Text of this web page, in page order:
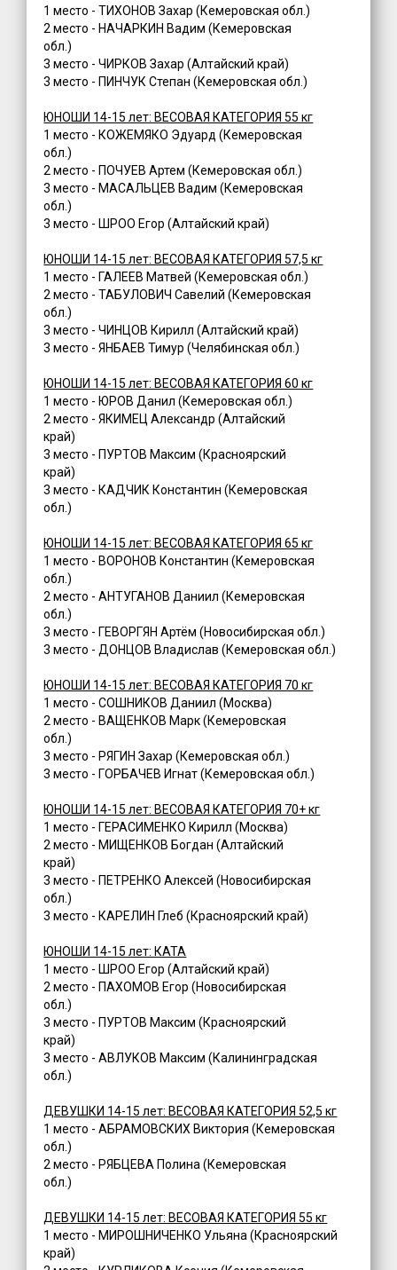
1 место - ТИХОНОВ Захар (Кемеровская обл.)
2 место - НАЧАРКИН Вадим (Кемеровская
обл.)
3 место - ЧИРКОВ Захар (Алтайский край)
3 место - ПИНЧУК Степан (Кемеровская обл.)
ЮНОШИ 14-15 лет: ВЕСОВАЯ КАТЕГОРИЯ 55 кг
1 место - КОЖЕМЯКО Эдуард (Кемеровская
обл.)
2 место - ПОЧУЕВ Артем (Кемеровская обл.)
3 место - МАСАЛЬЦЕВ Вадим (Кемеровская
обл.)
3 место - ШРОО Егор (Алтайский край)
ЮНОШИ 14-15 лет: ВЕСОВАЯ КАТЕГОРИЯ 57,5 кг
1 место - ГАЛЕЕВ Матвей (Кемеровская обл.)
2 место - ТАБУЛОВИЧ Савелий (Кемеровская
обл.)
3 место - ЧИНЦОВ Кирилл (Алтайский край)
3 место - ЯНБАЕВ Тимур (Челябинская обл.)
ЮНОШИ 14-15 лет: ВЕСОВАЯ КАТЕГОРИЯ 60 кг
1 место - ЮРОВ Данил (Кемеровская обл.)
2 место - ЯКИМЕЦ Александр (Алтайский
край)
3 место - ПУРТОВ Максим (Красноярский
край)
3 место - КАДЧИК Константин (Кемеровская
обл.)
ЮНОШИ 14-15 лет: ВЕСОВАЯ КАТЕГОРИЯ 65 кг
1 место - ВОРОНОВ Константин (Кемеровская
обл.)
2 место - АНТУГАНОВ Даниил (Кемеровская
обл.)
3 место - ГЕВОРГЯН Артём (Новосибирская обл.)
3 место - ДОНЦОВ Владислав (Кемеровская обл.)
ЮНОШИ 14-15 лет: ВЕСОВАЯ КАТЕГОРИЯ 70 кг
1 место - СОШНИКОВ Даниил (Москва)
2 место - ВАЩЕНКОВ Марк (Кемеровская
обл.)
3 место - РЯГИН Захар (Кемеровская обл.)
3 место - ГОРБАЧЕВ Игнат (Кемеровская обл.)
ЮНОШИ 14-15 лет: ВЕСОВАЯ КАТЕГОРИЯ 70+ кг
1 место - ГЕРАСИМЕНКО Кирилл (Москва)
2 место - МИЩЕНКОВ Богдан (Алтайский
край)
3 место - ПЕТРЕНКО Алексей (Новосибирская
обл.)
3 место - КАРЕЛИН Глеб (Красноярский край)
ЮНОШИ 14-15 лет: КАТА
1 место - ШРОО Егор (Алтайский край)
2 место - ПАХОМОВ Егор (Новосибирская
обл.)
3 место - ПУРТОВ Максим (Красноярский
край)
3 место - АВЛУКОВ Максим (Калининградская
обл.)
ДЕВУШКИ 14-15 лет: ВЕСОВАЯ КАТЕГОРИЯ 52,5 кг
1 место - АБРАМОВСКИХ Виктория (Кемеровская
обл.)
2 место - РЯБЦЕВА Полина (Кемеровская
обл.)
ДЕВУШКИ 14-15 лет: ВЕСОВАЯ КАТЕГОРИЯ 55 кг
1 место - МИРОШНИЧЕНКО Ульяна (Красноярский
край)